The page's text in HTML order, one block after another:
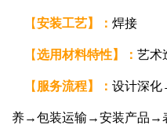
【安装工艺】 ： 焊接
【选用材料特性】 ： 艺术
【 服务流程】 ： 设计深
养→包装运输→安装产品→